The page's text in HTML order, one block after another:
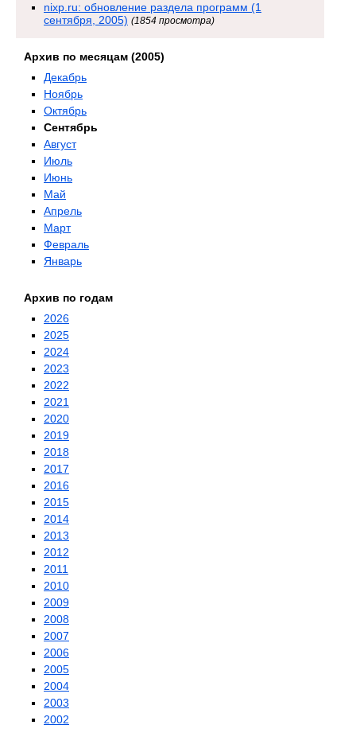
nixp.ru: обновление раздела программ (1
сентября, 2005) (1854 просмотра)
Архив по месяцам (2005)
Декабрь
Ноябрь
Октябрь
Сентябрь
Август
Июль
Июнь
Май
Апрель
Март
Февраль
Январь
Архив по годам
2026
2025
2024
2023
2022
2021
2020
2019
2018
2017
2016
2015
2014
2013
2012
2011
2010
2009
2008
2007
2006
2005
2004
2003
2002